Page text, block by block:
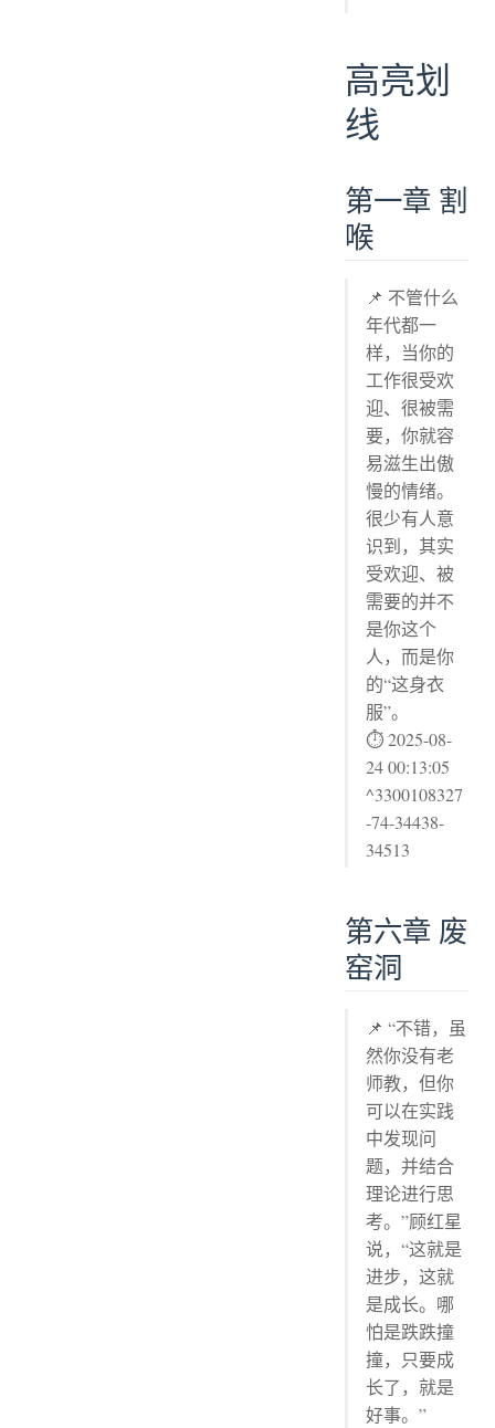
高亮划
线
第一章 割
喉
📌 不管什么
年代都一
样，当你的
工作很受欢
迎、很被需
要，你就容
易滋生出傲
慢的情绪。
很少有人意
识到，其实
受欢迎、被
需要的并不
是你这个
人，而是你
的“这身衣
服”。
⏱ 2025-08-
24 00:13:05
^3300108327
-74-34438-
34513
第六章 废
窑洞
📌 “不错，虽
然你没有老
师教，但你
可以在实践
中发现问
题，并结合
理论进行思
考。”顾红星
说，“这就是
进步，这就
是成长。哪
怕是跌跌撞
撞，只要成
长了，就是
好事。”